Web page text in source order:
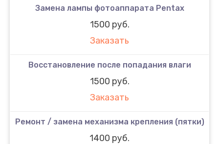
Замена лампы фотоаппарата Pentax
1500 руб.
Заказать
Восстановление после попадания влаги
1500 руб.
Заказать
Ремонт / замена механизма крепления (пятки)
1400 руб.